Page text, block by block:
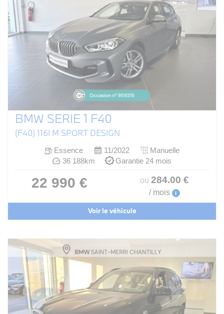
BMW SERIE 1 F40
(F40) 116I M SPORT DESIGN
Essence 11/2022
Manuelle
36 188km
Garantie 24 mois
22 990 € ou 284.00 €
/ mois i
Voir le véhicule